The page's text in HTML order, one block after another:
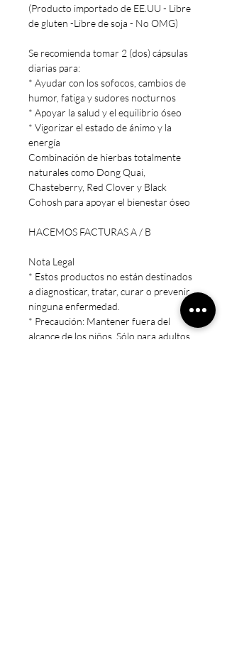
(Producto importado de EE.UU - Libre
de gluten -Libre de soja - No OMG)
Se recomienda tomar 2 (dos) cápsulas
diarias para:
* Ayudar con los sofocos, cambios de
humor, fatiga y sudores nocturnos
* Apoyar la salud y el equilibrio óseo
* Vigorizar el estado de ánimo y la
energía
Combinación de hierbas totalmente
naturales como Dong Quai,
Chasteberry, Red Clover y Black
Cohosh para apoyar el bienestar óseo
HACEMOS FACTURAS A / B
Nota Legal
* Estos productos no están destinados
a diagnosticar, tratar, curar o prevenir
ninguna enfermedad.
* Precaución: Mantener fuera del
alcance de los niños. Sólo para adultos.